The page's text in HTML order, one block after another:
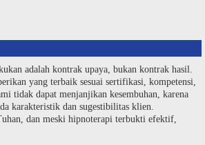
adalah kontrak upaya, bukan kontrak hasil.
yang terbaik sesuai sertifikasi, kompetensi,
tidak dapat menjanjikan kesembuhan, karena
karakteristik dan sugestibilitas klien.
dan meski hipnoterapi terbukti efektif,